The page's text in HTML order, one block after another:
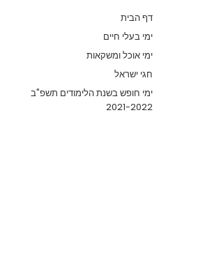
דף הבית
ימי בעלי חיים
ימי אוכל ומשקאות
חגי ישראל
ימי חופש בשנת הלימודים תשפ"ב
2021-2022